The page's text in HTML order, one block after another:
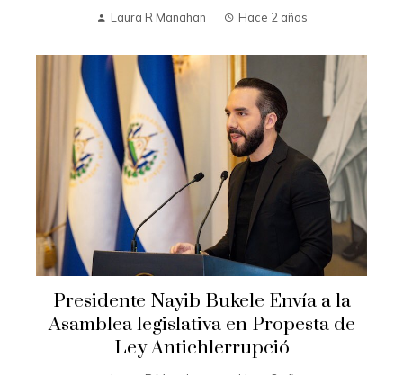
Laura R Manahan Hace 2 años
Presidente Nayib Bukele Envía a la
Asamblea legislativa en Propesta de
Ley Antichlerrupció